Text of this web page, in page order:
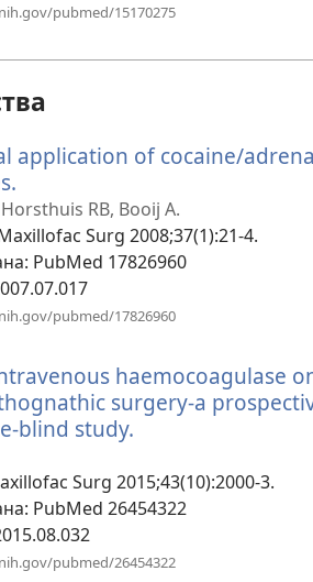
pubmed/15170275
application of cocaine/
в
новом
окне)
RB, Booij A.
Surg 2008;37(1):21-4.
‎: PubMed 17826960
pubmed/17826960
окне)
haemocoagulase
surgery-a
blind study.
новом
окне)
Surg 2015;43(10):2000-3.
‎: PubMed 26454322
pubmed/26454322